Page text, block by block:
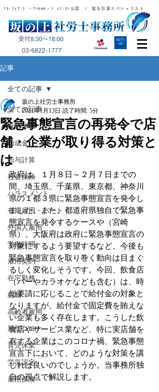
ﾏﾈｰﾌｫﾜｰﾄﾞ・freee・ｼﾞｮﾌﾞｶﾝ公認 / 給与計算スペシャリスト
受付8:30～18:00
​03-6822-1777
記事
全ての記事
有給休暇
助成金
給与計算
社会保険
ハラスメント
有期雇用・パート
外国人雇用
労働時間
雇用契約
在宅勤務
税制
高齢者雇用
新型コロナ
育児休業
労災認定
雇用保険
全ての記事
緊急事態宣言の再発令で店
舗・企業が取り得る対策と
は
坂の上社労士事務所
2021年1月13日 読了時間: 5分
政府は、１月８日～２月７日までの
間、埼玉県、千葉県、東京都、神奈川
県の１都３県に緊急事態宣言を発令し
ました。また、都道府県独自で緊急事
態宣言を発令するケースや（宮崎
県）、大阪府は政府に緊急事態宣言の
対象にするよう要望するなど、今後も
緊急事態宣言を取り巻く動向は目まぐ
るしく変化しそうです。今回、飲食店
（バーやカラオケなども含む）は、時
短要請に応じることで給付金の対象と
なりますが、給付金で固定費を賄えな
い企業も多く存在します。こうした飲
食店やサービス業など、特に実店舗を
有する企業はこのコロナ禍、緊急事態
宣言下において、どのような対策を講
じれば良いのでしょうか。当事務所独
自の視点で解説します。